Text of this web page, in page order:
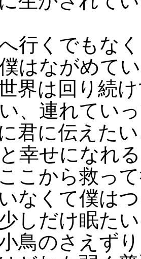
行くでもな
はながめて
界は回り続
、連れてい
君に伝えた
幸せになれ
こから救っ
なくて僕は
しだけ眠た
鳥のさえず